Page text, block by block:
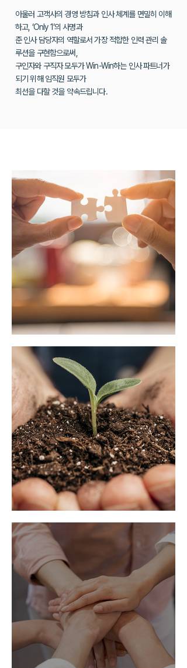
아울러 고객사의 경영 방침과 인사 체계를 면밀히 이해
하고, ‘Only 1’의 사명과
준 인사 담당자의 역할로서 가장 적합한 인력 관리 솔
루션을 구현함으로써,
구인자와 구직자 모두가 Win-Win하는 인사 파트너가
되기 위해 임직원 모두가
최선을 다할 것을 약속드립니다.